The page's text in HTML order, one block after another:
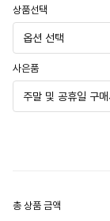
상품선택
사은품
총 상품 금액